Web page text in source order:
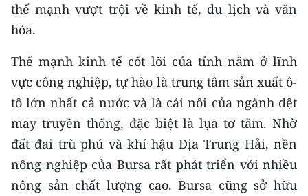
RADIO
MEDIA CENTER
E-Magazine
Media Chính trị
Media Kinh tế
thế mạnh vượt trội về kinh tế, du lịch và văn
hóa.
Thế mạnh kinh tế cốt lõi của tỉnh nằm ở lĩnh
vực công nghiệp, tự hào là trung tâm sản xuất ô-
tô lớn nhất cả nước và là cái nôi của ngành dệt
may truyền thống, đặc biệt là lụa tơ tằm. Nhờ
đất đai trù phú và khí hậu Địa Trung Hải, nền
nông nghiệp của Bursa rất phát triển với nhiều
nông sản chất lượng cao. Bursa cũng sở hữu